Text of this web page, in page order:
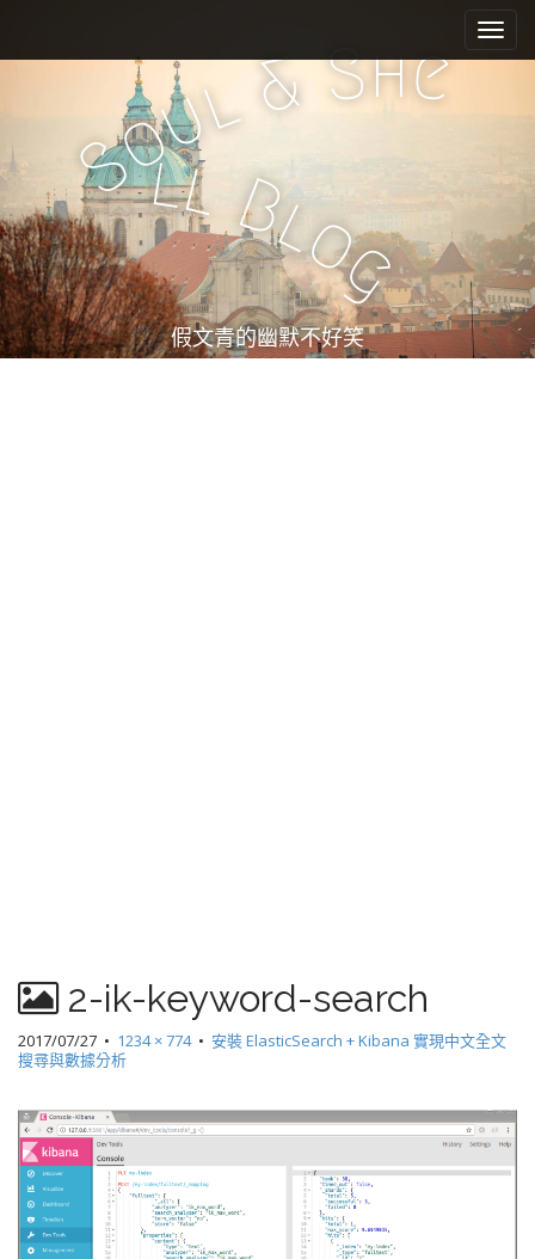
e
n
u
i
c
n
t
e
n
t
Soul&She
ll Bl
og
假文青的幽默不好笑
2-ik-keyword-search
2017/07/27 • 1234 × 774• 安裝 ElasticSearch + Kibana 實現中文全文
搜尋與數據分析